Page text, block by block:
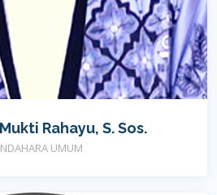
Rahayu, S. Sos.
UMUM